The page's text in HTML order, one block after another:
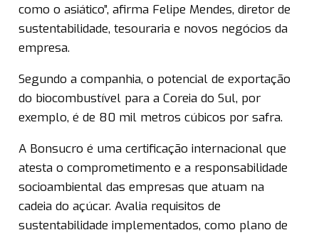
como o asiático”, afirma Felipe Mendes, diretor de
sustentabilidade, tesouraria e novos negócios da
empresa.
Segundo a companhia, o potencial de exportação
do biocombustível para a Coreia do Sul, por
exemplo, é de 80 mil metros cúbicos por safra.
A Bonsucro é uma certificação internacional que
atesta o comprometimento e a responsabilidade
socioambiental das empresas que atuam na
cadeia do açúcar. Avalia requisitos de
sustentabilidade implementados, como plano de